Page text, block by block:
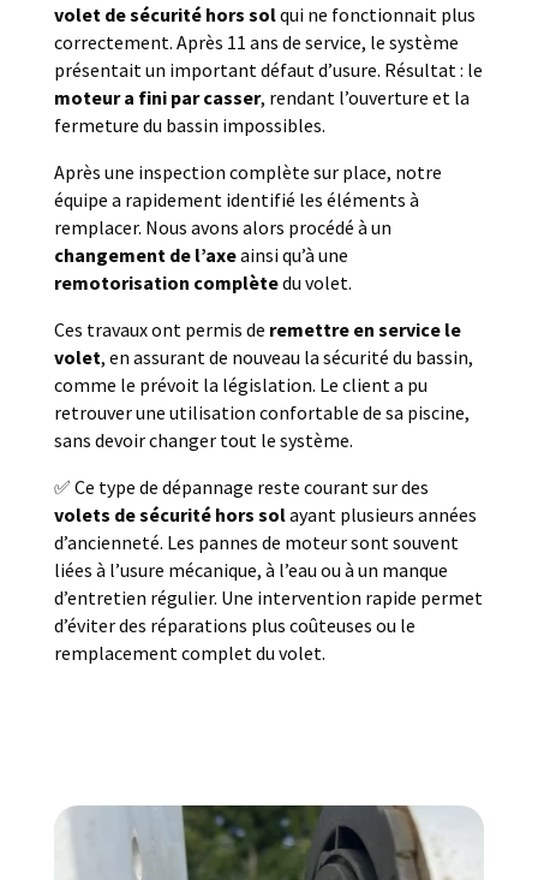
volet de sécurité hors solqui ne fonctionnait plus
correctement. Après 11 ans de service, le système
présentait un important défaut d’usure. Résultat : le
moteur a fini par casser, rendant l’ouverture et la
fermeture du bassin impossibles.
Après une inspection complète sur place, notre
équipe a rapidement identifié les éléments à
remplacer. Nous avons alors procédé à un
changement de l’axeainsi qu’à une
remotorisation complètedu volet.
Ces travaux ont permis de remettre en service le
volet, en assurant de nouveau la sécurité du bassin,
comme le prévoit la législation. Le client a pu
retrouver une utilisation confortable de sa piscine,
sans devoir changer tout le système.
✅ Ce type de dépannage reste courant sur des
volets de sécurité hors solayant plusieurs années
d’ancienneté. Les pannes de moteur sont souvent
liées à l’usure mécanique, à l’eau ou à un manque
d’entretien régulier. Une intervention rapide permet
d’éviter des réparations plus coûteuses ou le
remplacement complet du volet.